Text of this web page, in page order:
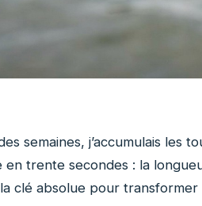
semaines, j’accumulais les
en trente secondes : la
clé absolue pour transformer